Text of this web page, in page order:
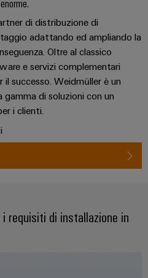
di distribuzione di
adattando ed ampliando la
Oltre al classico
e servizi complementari
il successo. Weidmüller è un
di soluzioni con un
i clienti.
requisiti di installazione in